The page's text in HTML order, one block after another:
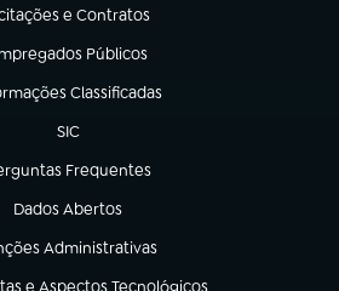
e Contratos
em nova aba)
Públicos
em nova aba)
Classificadas
em nova aba)
SIC
(abre em nova aba)
Frequentes
em nova aba)
Dados Abertos
(abre em nova aba)
Administrativas
em nova aba)